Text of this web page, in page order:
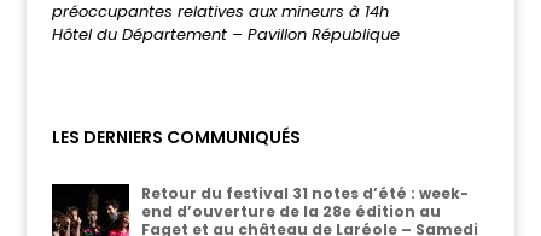
préoccupantes relatives aux mineurs à 14h
Hôtel du Département – Pavillon République
LES DERNIERS COMMUNIQUÉS
Retour du festival 31 notes d’été : week-
end d’ouverture de la 28e édition au
Faget et au château de Laréole – Samedi